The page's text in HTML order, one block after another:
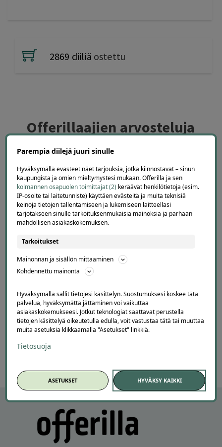
2869 diiliä ostettu
Offerillaajien arvosteluja
4.14671 arvostelua
Kirjoita arvostelu
2 days ago
Page
4 / 60
Parempia diilejä juuri sinulle
Hyväksymällä evästeet näet tarjouksia, jotka kiinnostavat – sinun
kaupungista ja omien mieltymystesi mukaan. Offerilla ja sen
kolmannen osapuolen toimittajat (2) keräävät henkilötietoja (esim.
IP-osoite tai laitetunniste) käyttäen evästeitä ja muita teknisiä
keinoja tietojen tallentamiseen ja lukemiseen laitteellasi
tarjotakseen sinulle tarkoituksenmukaisia mainoksia ja parhaan
mahdollisen asiakaskokemuksen.
Tarkoitukset
Mainonnan ja sisällön mittaaminen
Kohdennettu mainonta
Hyväksymällä sallit tietojesi käsittelyn. Suostumuksesi koskee tätä
palvelua, hyväksymättä jättäminen voi vaikuttaa
asiakaskokemukseesi. Jotkut teknologiat saattavat perustella
tietojen käsittelyä oikeutetulla edulla, voit vastustaa tätä tai muuttaa
muita asetuksia klikkaamalla "Asetukset" linkkiä.
Tietosuoja
ASETUKSET HYVÄKSY KAIKKI